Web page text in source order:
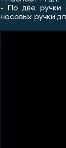
- По две ручки
носовых ручки